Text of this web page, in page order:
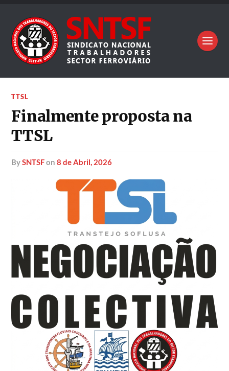
TTSL
Finalmente proposta na
TTSL
bySNTSFon8 de Abril, 2026